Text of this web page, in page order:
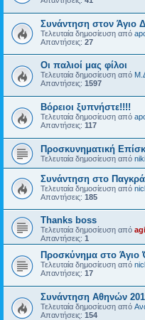
Συνάντηση στον Άγιο
Τελευταία δημοσίευση από
Απαντήσεις: 27
Οι παλιοί μας φίλοι
Τελευταία δημοσίευση από
Απαντήσεις: 1597
Βόρειοι ξυπνήστε!!!!
Τελευταία δημοσίευση από
Απαντήσεις: 117
Προσκυνηματική
Τελευταία δημοσίευση από
Συνάντηση στο
Τελευταία δημοσίευση από
Απαντήσεις: 185
Thanks boss
Τελευταία δημοσίευση από
Απαντήσεις: 1
Προσκύνημα στο Άγιο
Τελευταία δημοσίευση από
Απαντήσεις: 17
Συνάντηση Αθηνών
Τελευταία δημοσίευση από
Απαντήσεις: 154